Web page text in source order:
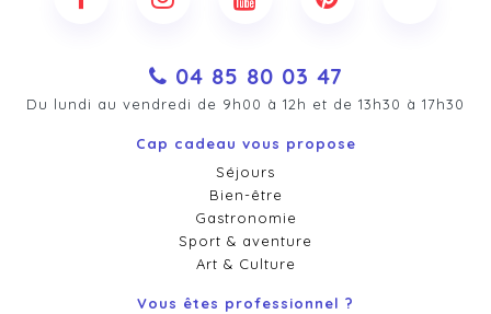
04 85 80 03 47
Du lundi au vendredi de 9h00 à 12h et de 13h30 à 17h30
Cap cadeau vous propose
Séjours
Bien-être
Gastronomie
Sport & aventure
Art & Culture
Vous êtes professionnel ?